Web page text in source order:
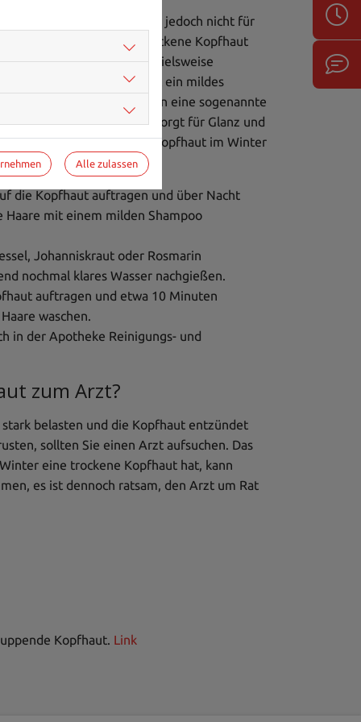
für die Pflege der Haare, jedoch nicht für
und eine Kur für die trockene Kopfhaut
verwendet dafür beispielsweise
selbst angerührten Kur ist ein mildes
verwenden. Zusätzlich kann eine sogenannte
Apfelessig und Wasser sorgt für Glanz und
können bei trockener Kopfhaut im Winter
die Kopfhaut auftragen und über Nacht
Haare mit einem milden Shampoo
Johanniskraut oder Rosmarin
nochmal klares Wasser nachgießen.
auftragen und etwa 10 Minuten
waschen.
in der Apotheke Reinigungs- und
zum Arzt?
belasten und die Kopfhaut entzündet
sollten Sie einen Arzt aufsuchen. Das
eine trockene Kopfhaut hat, kann
es ist dennoch ratsam, den Arzt um Rat
Kopfhaut. Link
Alle zulassen